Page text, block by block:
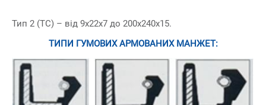
Тип 2 (ТС) – від 9х22х7 до 200х240х15.
ТИПИ ГУМОВИХ АРМОВАНИХ МАНЖЕТ: